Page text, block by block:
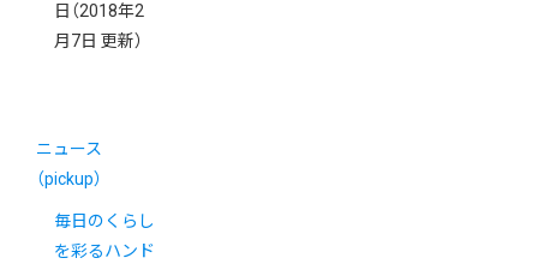
日 （2018年2
月7日 更新）
ニュース
（pickup）
毎日のくらし
を彩るハンド